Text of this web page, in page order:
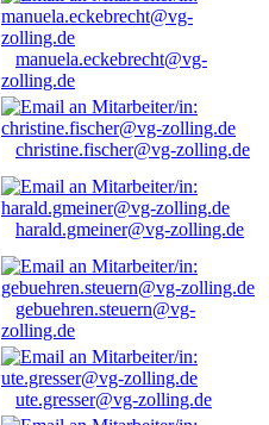
manuela.eckebrecht@vg-
zolling.de
christine.fischer@vg-zolling.de
harald.gmeiner@vg-zolling.de
gebuehren.steuern@vg-
zolling.de
ute.gresser@vg-zolling.de